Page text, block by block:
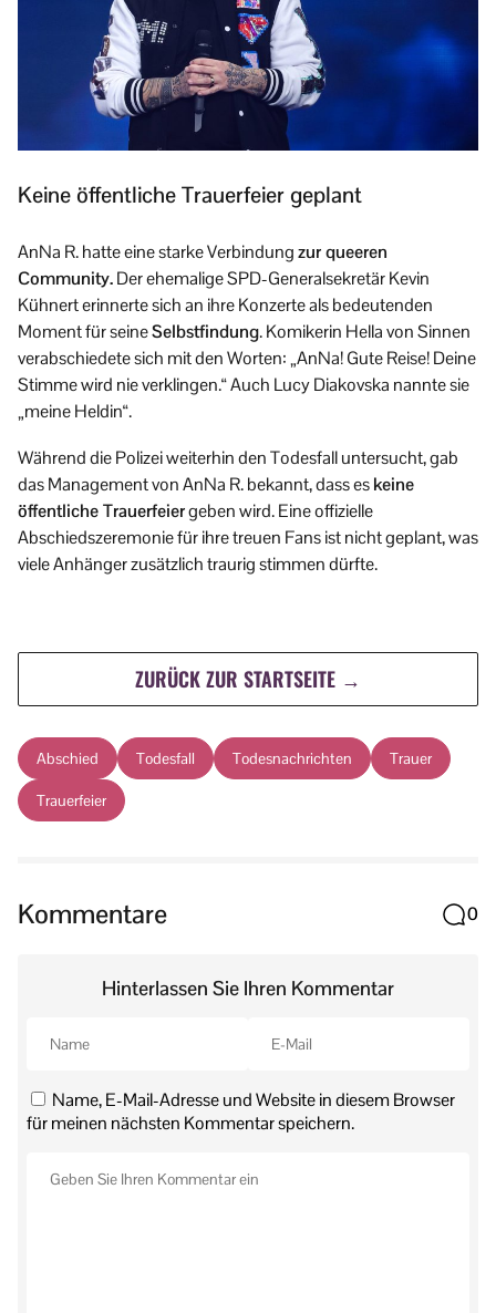
Keine öffentliche Trauerfeier geplant
AnNa R. hatte eine starke Verbindungzur queeren
Community.Der ehemalige SPD-Generalsekretär Kevin
Kühnert erinnerte sich an ihre Konzerte als bedeutenden
Moment für seineSelbstfindung. Komikerin Hella von Sinnen
verabschiedete sich mit den Worten: „AnNa! Gute Reise! Deine
Stimme wird nie verklingen.“ Auch Lucy Diakovska nannte sie
„meine Heldin“.
Während die Polizei weiterhin den Todesfall untersucht, gab
das Management von AnNa R. bekannt, dass eskeine
öffentliche Trauerfeiergeben wird. Eine offizielle
Abschiedszeremonie für ihre treuen Fans ist nicht geplant, was
viele Anhänger zusätzlich traurig stimmen dürfte.
ZURÜCK ZUR STARTSEITE →
Abschied Todesfall Todesnachrichten Trauer
Trauerfeier
Kommentare 0
Hinterlassen Sie Ihren Kommentar
Name, E-Mail-Adresse und Website in diesem Browser
für meinen nächsten Kommentar speichern.